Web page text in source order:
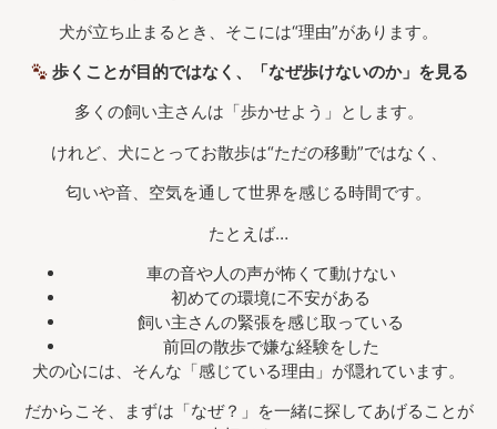
犬が立ち止まるとき、そこには“理由”があります。
歩くことが目的ではなく、「なぜ歩けないのか」を見る
多くの飼い主さんは「歩かせよう」とします。
けれど、犬にとってお散歩は“ただの移動”ではなく、
匂いや音、空気を通して世界を感じる時間です。
たとえば…
車の音や人の声が怖くて動けない
初めての環境に不安がある
飼い主さんの緊張を感じ取っている
前回の散歩で嫌な経験をした
犬の心には、そんな「感じている理由」が隠れています。
だからこそ、まずは「なぜ？」を一緒に探してあげることが